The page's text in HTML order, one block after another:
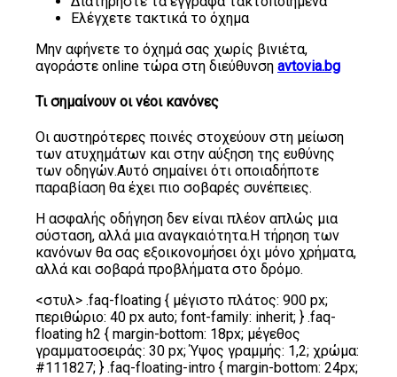
Ελέγχετε τακτικά το όχημα
Μην αφήνετε το όχημά σας χωρίς βινιέτα,
αγοράστε online τώρα στη διεύθυνση avtovia.bg
Τι σημαίνουν οι νέοι κανόνες
Οι αυστηρότερες ποινές στοχεύουν στη μείωση
των ατυχημάτων και στην αύξηση της ευθύνης
των οδηγών.Αυτό σημαίνει ότι οποιαδήποτε
παραβίαση θα έχει πιο σοβαρές συνέπειες.
Η ασφαλής οδήγηση δεν είναι πλέον απλώς μια
σύσταση, αλλά μια αναγκαιότητα.Η τήρηση των
κανόνων θα σας εξοικονομήσει όχι μόνο χρήματα,
αλλά και σοβαρά προβλήματα στο δρόμο.
<στυλ> .faq-floating { μέγιστο πλάτος: 900 px;
περιθώριο: 40 px auto; font-family: inherit; } .faq-
floating h2 { margin-bottom: 18px; μέγεθος
γραμματοσειράς: 30 px; Ύψος γραμμής: 1,2; χρώμα:
#111827; } .faq-floating-intro { margin-bottom: 24px;